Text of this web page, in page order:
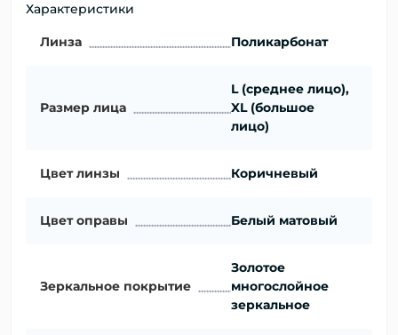
Характеристики
Линза Поликарбонат
Размер лица
L (среднее лицо),
XL (большое
лицо)
Цвет линзы Коричневый
Цвет оправы Белый матовый
Зеркальное покрытие
Золотое
многослойное
зеркальное